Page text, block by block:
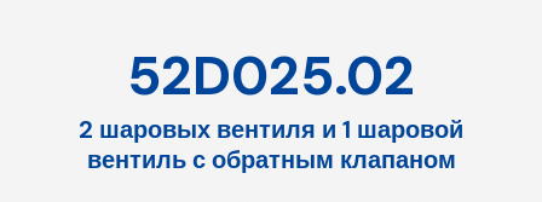
52D025.02
2 шаровых вентиля и 1 шаровой
вентиль с обратным клапаном